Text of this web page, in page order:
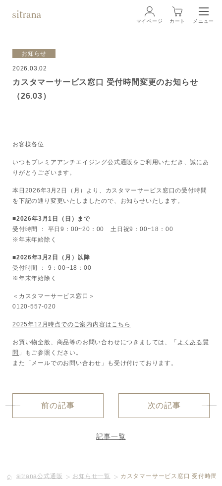
商品一覧 LINEUP
ボディケア
美容液
定期便サービスのご案内
よくあるお問い合せ
マイページ カート メニュー
お知らせ
2026.03.02
カスタマーサービス窓口 受付時間変更のお知らせ
（26.03）
お客様各位
いつもプレミアアンチエイジング公式通販をご利用いただき、誠にあ
りがとうございます。
本日2026年3月2日（月）より、カスタマーサービス窓口の受付時間
を下記の通り変更いたしましたので、お知らせいたします。
■2026年3月1日（日）まで
受付時間 ： 平日9：00~20：00 土日祝9：00~18：00
※年末年始除く
■2026年3月2日（月）以降
受付時間 ： 9：00~18：00
※年末年始除く
＜カスタマーサービス窓口＞
0120-557-020
2025年12月時点でのご案内内容はこちら
お買い物全般、商品等のお問い合わせにつきましては、「 よくある質
問 」もご参照ください。
また「メールでのお問い合わせ」も受け付けております。
前の記事 次の記事
記事一覧
sitrana公式通販 お知らせ一覧 カスタマーサービス窓口 受付時間